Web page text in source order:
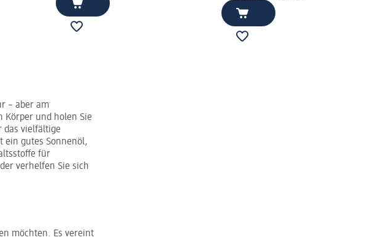
– aber am
Körper und holen Sie
das vielfältige
ein gutes Sonnenöl,
für
verhelfen Sie sich
möchten. Es vereint